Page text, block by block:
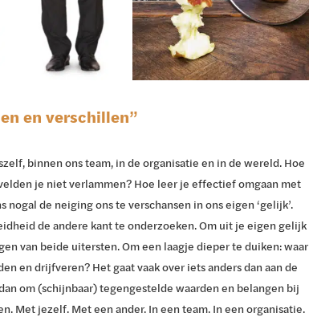
en verschillen”
binnen ons team, in de organisatie en in de wereld. Hoe
je niet verlammen? Hoe leer je effectief omgaan met
de neiging ons te verschansen in ons eigen ‘gelijk’.
de andere kant te onderzoeken. Om uit je eigen gelijk
van beide uitersten. Om een laagje dieper te duiken: waar
en drijfveren? Het gaat vaak over iets anders dan aan de
om (schijnbaar) tegengestelde waarden en belangen bij
Met jezelf. Met een ander. In een team. In een organisatie.